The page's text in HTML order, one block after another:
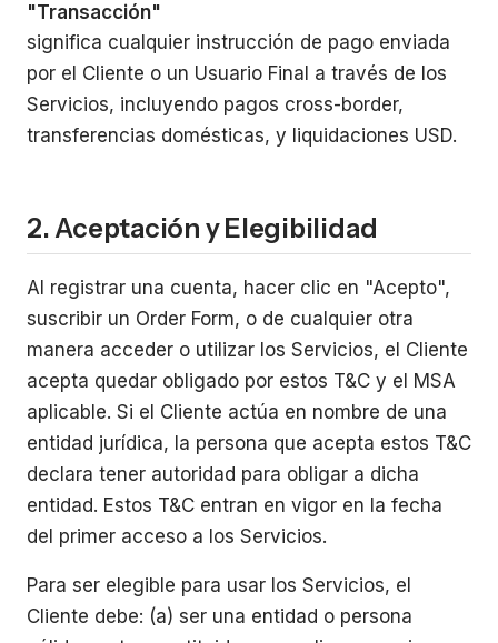
"Transacción"
significa cualquier instrucción de pago enviada
por el Cliente o un Usuario Final a través de los
Servicios, incluyendo pagos cross-border,
transferencias domésticas, y liquidaciones USD.
2. Aceptación y Elegibilidad
Al registrar una cuenta, hacer clic en "Acepto",
suscribir un Order Form, o de cualquier otra
manera acceder o utilizar los Servicios, el Cliente
acepta quedar obligado por estos T&C y el MSA
aplicable. Si el Cliente actúa en nombre de una
entidad jurídica, la persona que acepta estos T&C
declara tener autoridad para obligar a dicha
entidad. Estos T&C entran en vigor en la fecha
del primer acceso a los Servicios.
Para ser elegible para usar los Servicios, el
Cliente debe: (a) ser una entidad o persona